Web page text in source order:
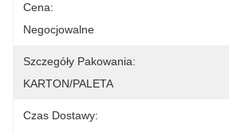
Cena:
Negocjowalne
Szczegóły Pakowania:
KARTON/PALETA
Czas Dostawy: